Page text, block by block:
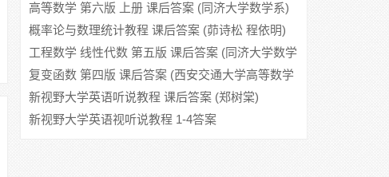
高等数学 第六版 上册 课后答案 (同济大学数学系)
概率论与数理统计教程 课后答案 (茆诗松 程依明)
工程数学 线性代数 第五版 课后答案 (同济大学数学
系)
复变函数 第四版 课后答案 (西安交通大学高等数学
教研室)
新视野大学英语听说教程 课后答案 (郑树棠)
新视野大学英语视听说教程 1-4答案